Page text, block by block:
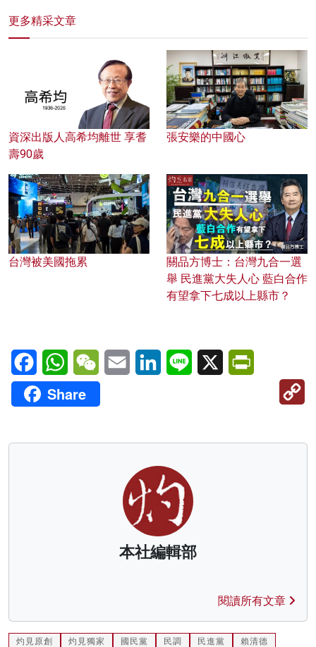
更多精采文章
資深出版人高希均離世 享耆
壽90歲
張安樂的中國心
台灣被美國拖累
關品方博士：台灣九合一選
舉 民進黨大失人心 藍白合作
有望拿下七成以上縣市？
FacebookWhatsAppWeChatEmail LinkedInLine X
Share
本社編輯部
閱讀所有文章
灼見原創 灼見獨家 國民黨 民調 民進黨
賴清德